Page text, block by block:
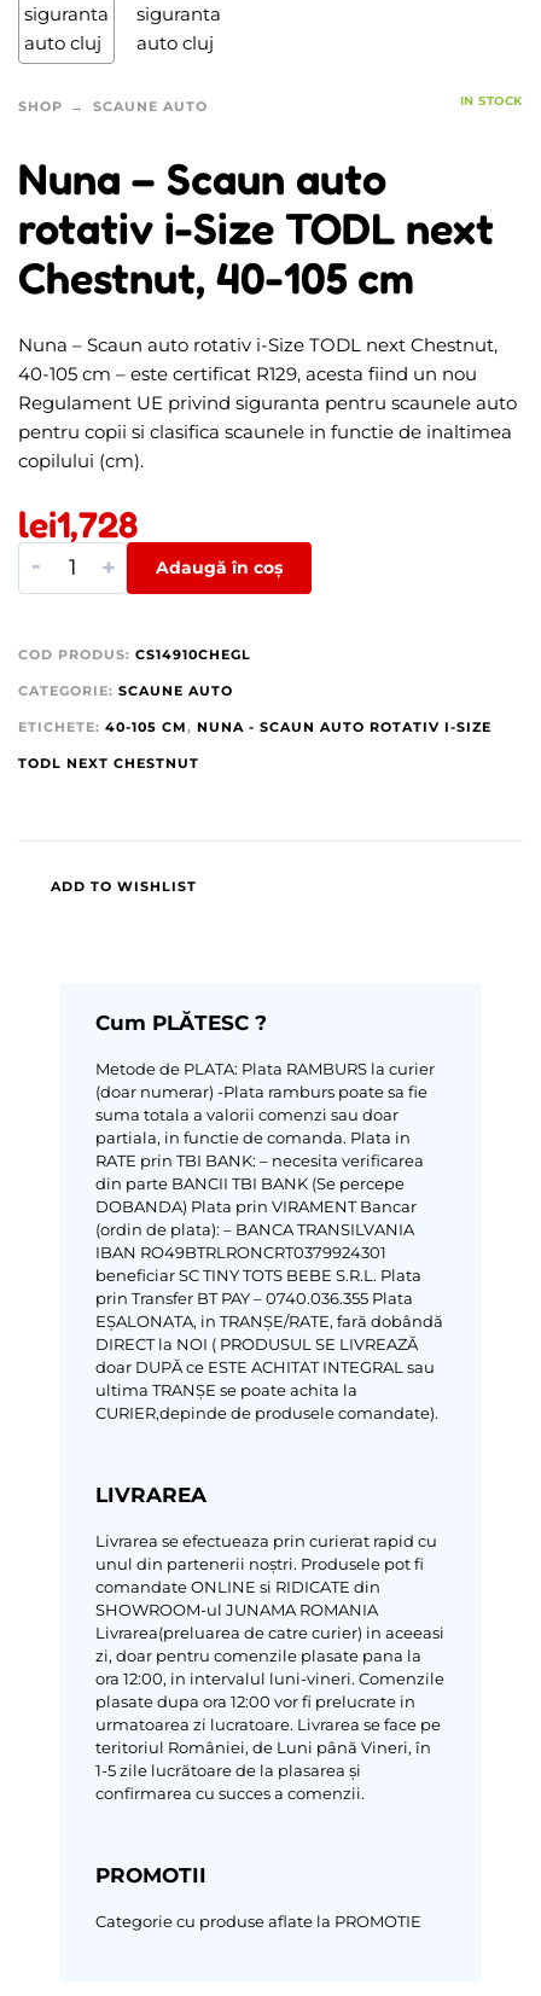
SHOP SCAUNE AUTO IN STOCK
Nuna – Scaun auto
rotativ i-Size TODL next
Chestnut, 40-105 cm
Nuna – Scaun auto rotativ i-Size TODL next Chestnut,
40-105 cm – este certificat R129, acesta fiind un nou
Regulament UE privind siguranta pentru scaunele auto
pentru copii si clasifica scaunele in functie de inaltimea
copilului (cm).
lei1,728
- + Adaugă în coș
COD PRODUS: CS14910CHEGL
CATEGORIE: SCAUNE AUTO
ETICHETE: 40-105 CM, NUNA - SCAUN AUTO ROTATIV I-SIZE
TODL NEXT CHESTNUT
ADD TO WISHLIST
Cum PLĂTESC ?
Metode de PLATA: Plata RAMBURS la curier
(doar numerar) -Plata ramburs poate sa fie
suma totala a valorii comenzi sau doar
partiala, in functie de comanda. Plata in
RATE prin TBI BANK: – necesita verificarea
din parte BANCII TBI BANK (Se percepe
DOBANDA) Plata prin VIRAMENT Bancar
(ordin de plata): – BANCA TRANSILVANIA
IBAN RO49BTRLRONCRT0379924301
beneficiar SC TINY TOTS BEBE S.R.L. Plata
prin Transfer BT PAY – 0740.036.355 Plata
EȘALONATA, in TRANȘE/RATE, fară dobândă
DIRECT la NOI ( PRODUSUL SE LIVREAZĂ
doar DUPĂ ce ESTE ACHITAT INTEGRAL sau
ultima TRANȘE se poate achita la
CURIER,depinde de produsele comandate).
LIVRAREA
Livrarea se efectueaza prin curierat rapid cu
unul din partenerii noștri. Produsele pot fi
comandate ONLINE si RIDICATE din
SHOWROOM-ul JUNAMA ROMANIA
Livrarea(preluarea de catre curier) in aceeasi
zi, doar pentru comenzile plasate pana la
ora 12:00, in intervalul luni-vineri. Comenzile
plasate dupa ora 12:00 vor fi prelucrate in
urmatoarea zi lucratoare. Livrarea se face pe
teritoriul României, de Luni până Vineri, în
1-5 zile lucrătoare de la plasarea și
confirmarea cu succes a comenzii.
PROMOTII
Categorie cu produse aflate la PROMOTIE